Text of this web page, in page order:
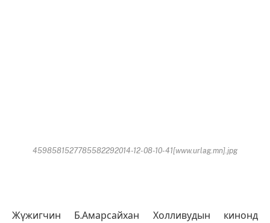
4598581527785582292014-12-08-10-41[www.urlag.mn].jpg
Жүжигчин Б.Амарсайхан Холливудын кинонд